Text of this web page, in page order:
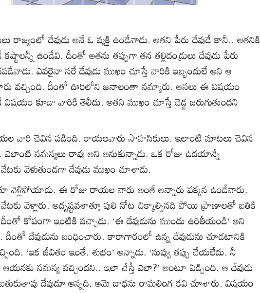
రాజ్యంలో దేవుడు అనే ఓ వ్యక్తి ఉండేవాడు. అతని పేరు దేవుడే కానీ.. అతనికి
ఉండేవి. దీంతో అతను తప్పుగా తన తల్లిదండ్రులు దేవుడు పేరు
ఎవరైనా సరే దేవుడు ముఖం చూస్తే వారికి ఇబ్బందులే అని ఆ
వచ్చింది. దీంతో ఊరిలోని జనాలంతా నమ్మారు. అసలు ఈ విషయం
కూడా వారికి తెలీదు. అతని ముఖం చూస్తే చెడ్డ జరుగుతుందని
వారి చెవిన పడింది. రాయలవారు సాహసికులు. ఇలాంటి మాటలు చెవిన
ఎలాంటి సమస్యలు రావు అని అనుకున్నాడు. ఒక రోజు ఉదయాన్నే
వెళుతుండగా దేవుడు ముఖం చూశాడు.
వెళ్లిపోయాడు. ఈ రోజు రాయల వారు అంతే అన్నారు పక్కన ఉండేవారు.
వెళ్లారు. అదృష్టవశాత్తూ పులి నోట చిక్కాల్సినది పోయి ప్రాణాలతో బతికి
దీంతో కోపంగా ఇంటికి వచ్చాడు. ‘ఈ దేవుడును ముందు ఉరితీయండి’ అని
దీంతో దేవుడును బంధించారు. కారాగారంలో ఉన్న దేవుడును చూడటానికి
‘ఇక జీవితం ఇంతే. శుభం’ అన్నాడు. ‘నువ్వు తప్పు చేయలేదు. నీ
ఆయనకు సమస్య వచ్చిందని.. ఇలా చేస్తే ఎలా?’ అంటూ ఏడ్చింది. ఆ దేవుడు
బతుకుతావు దేవుడూ అన్నది. ఆమె బాధను రామలింగ కవి చూశారు. విషయం